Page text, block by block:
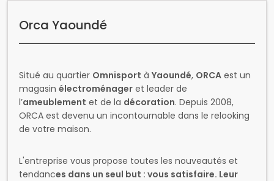
L'entreprise vous propose toutes les nouveautés et
tendances dans un seul but : vous satisfaire. Leur
sélection variée reflète les dernières innovations et
Pour votresalon, votrechambre à coucher
salle de bain, votrecuisineou votre chambre
d'enfant, vous trouverez chez ORCA tout le mobilier
dont vous rêvez. Chaque pièce est soigneusement
chaque client.